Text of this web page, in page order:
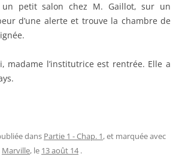
un petit salon chez M. Gaillot, sur un
d’une alerte et trouve la chambre de
madame l’institutrice est rentrée. Elle a
dans Partie 1 - Chap. 1, et marquée avec
Marville, le 13 août 14 .